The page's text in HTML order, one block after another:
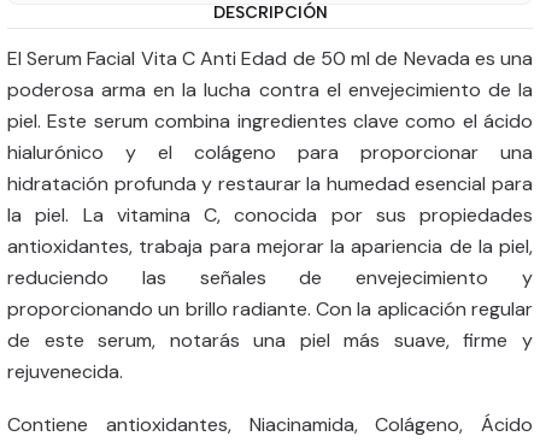
DESCRIPCIÓN
El Serum Facial Vita C Anti Edad de 50 ml de Nevada es una
poderosa arma en la lucha contra el envejecimiento de la
piel. Este serum combina ingredientes clave como el ácido
hialurónico y el colágeno para proporcionar una
hidratación profunda y restaurar la humedad esencial para
la piel. La vitamina C, conocida por sus propiedades
antioxidantes, trabaja para mejorar la apariencia de la piel,
reduciendo las señales de envejecimiento y
proporcionando un brillo radiante. Con la aplicación regular
de este serum, notarás una piel más suave, firme y
rejuvenecida.
Contiene antioxidantes, Niacinamida, Colágeno, Ácido